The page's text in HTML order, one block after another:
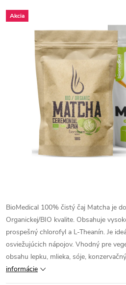
Akcia
BioMedical 100% čistý čaj Matcha je
Organickej/BIO kvalite. Obsahuje
prospešný chlorofyl a L-Theanín. Je
osviežujúcich nápojov. Vhodný pre
obsahu lepku, mlieka, sóje,
informácie